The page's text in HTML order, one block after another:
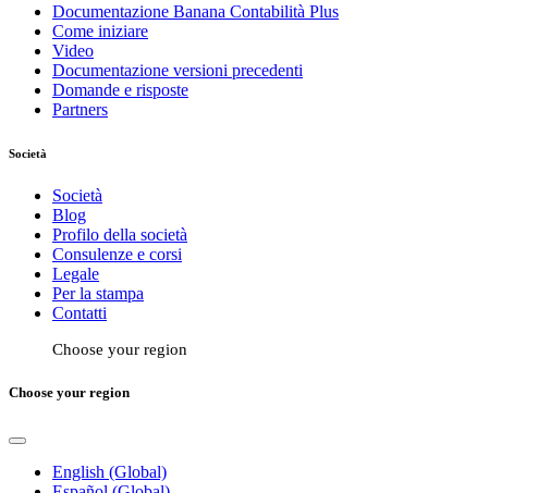
Documentazione Banana Contabilità Plus
Come iniziare
Video
Documentazione versioni precedenti
Domande e risposte
Partners
Società
Società
Blog
Profilo della società
Consulenze e corsi
Legale
Per la stampa
Contatti
Choose your region
Choose your region
English (Global)